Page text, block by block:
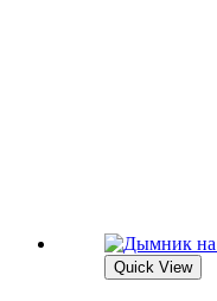
Quick View